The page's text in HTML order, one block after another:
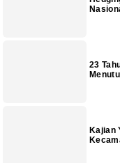
23
Kajian